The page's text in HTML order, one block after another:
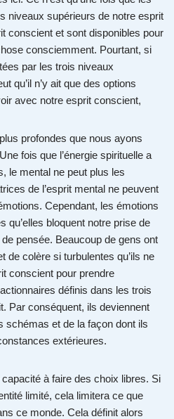
niveaux supérieurs de notre esprit
conscient et sont disponibles pour
consciemment. Pourtant, si
par les trois niveaux
qu’il n’y ait que des options
avec notre esprit conscient,
profondes que nous ayons
fois que l’énergie spirituelle a
le mental ne peut plus les
de l’esprit mental ne peuvent
Cependant, les émotions
qu’elles bloquent notre prise de
pensée. Beaucoup de gens ont
de colère si turbulentes qu’ils ne
conscient pour prendre
définis dans les trois
Par conséquent, ils deviennent
schémas et de la façon dont ils
extérieures.
à faire des choix libres. Si
limité, cela limitera ce que
ce monde. Cela définit alors